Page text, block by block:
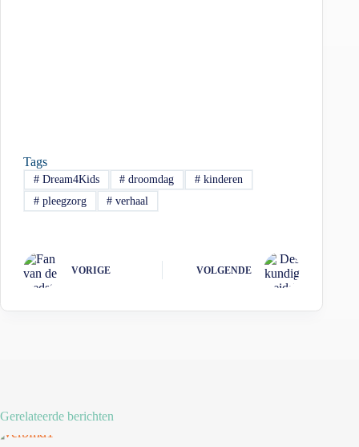
Tags
#Dream4Kids # droomdag # kinderen
#pleegzorg # verhaal
VORIGE VOLGENDE
Gerelateerde berichten